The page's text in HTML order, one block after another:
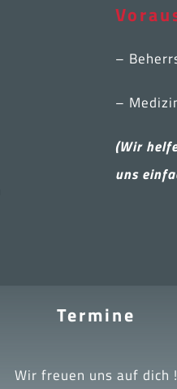
–
–
(Wir
uns
Termine
Wir freuen uns auf dich !